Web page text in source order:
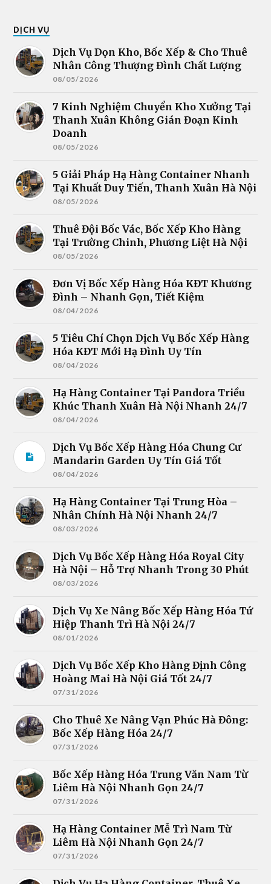
DỊCH VỤ
Dịch Vụ Dọn Kho, Bốc Xếp & Cho Thuê
Nhân Công Thượng Đình Chất Lượng
08/05/2026
7 Kinh Nghiệm Chuyển Kho Xưởng Tại
Thanh Xuân Không Gián Đoạn Kinh
Doanh
08/05/2026
5 Giải Pháp Hạ Hàng Container Nhanh
Tại Khuất Duy Tiến, Thanh Xuân Hà Nội
08/05/2026
Thuê Đội Bốc Vác, Bốc Xếp Kho Hàng
Tại Trường Chinh, Phương Liệt Hà Nội
08/05/2026
Đơn Vị Bốc Xếp Hàng Hóa KĐT Khương
Đình – Nhanh Gọn, Tiết Kiệm
08/04/2026
5 Tiêu Chí Chọn Dịch Vụ Bốc Xếp Hàng
Hóa KĐT Mới Hạ Đình Uy Tín
08/04/2026
Hạ Hàng Container Tại Pandora Triều
Khúc Thanh Xuân Hà Nội Nhanh 24/7
08/04/2026
Dịch Vụ Bốc Xếp Hàng Hóa Chung Cư
Mandarin Garden Uy Tín Giá Tốt
08/04/2026
Hạ Hàng Container Tại Trung Hòa –
Nhân Chính Hà Nội Nhanh 24/7
08/03/2026
Dịch Vụ Bốc Xếp Hàng Hóa Royal City
Hà Nội – Hỗ Trợ Nhanh Trong 30 Phút
08/03/2026
Dịch Vụ Xe Nâng Bốc Xếp Hàng Hóa Tứ
Hiệp Thanh Trì Hà Nội 24/7
08/01/2026
Dịch Vụ Bốc Xếp Kho Hàng Định Công
Hoàng Mai Hà Nội Giá Tốt 24/7
07/31/2026
Cho Thuê Xe Nâng Vạn Phúc Hà Đông:
Bốc Xếp Hàng Hóa 24/7
07/31/2026
Bốc Xếp Hàng Hóa Trung Văn Nam Từ
Liêm Hà Nội Nhanh Gọn 24/7
07/31/2026
Hạ Hàng Container Mễ Trì Nam Từ
Liêm Hà Nội Nhanh Gọn 24/7
07/31/2026